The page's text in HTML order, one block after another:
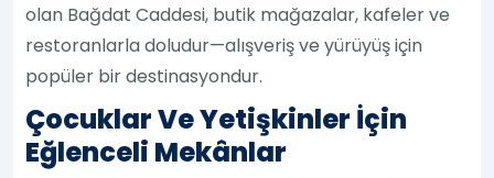
olan Bağdat Caddesi, butik mağazalar, kafeler ve
restoranlarla doludur—alışveriş ve yürüyüş için
popüler bir destinasyondur.
Çocuklar Ve Yetişkinler İçin
Eğlenceli Mekânlar